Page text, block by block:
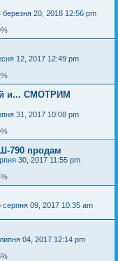
березня 20, 2018 12:56 pm
12, 2017 12:49 pm
и... СМОТРИМ
31, 2017 10:08 pm
790 продам
30, 2017 11:55 pm
серпня 09, 2017 10:35 am
липня 04, 2017 12:14 pm